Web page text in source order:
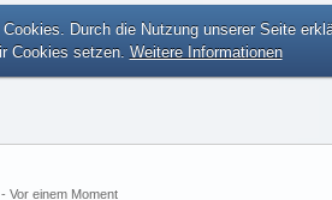
Durch die Nutzung unserer Seite
Cookies setzen. Weitere Informationen
- Vor einem Moment